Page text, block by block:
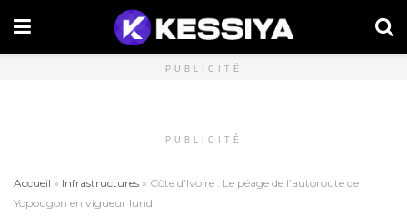
PUBLICITÉ
PUBLICITÉ
Accueil » Infrastructures » Côte d’Ivoire : Le péage de l’autoroute de
Yopougon en vigueur lundi